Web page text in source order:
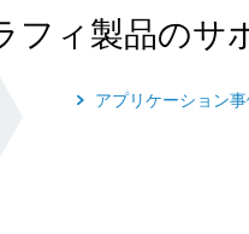
フィ製品のサ
アプリケーション